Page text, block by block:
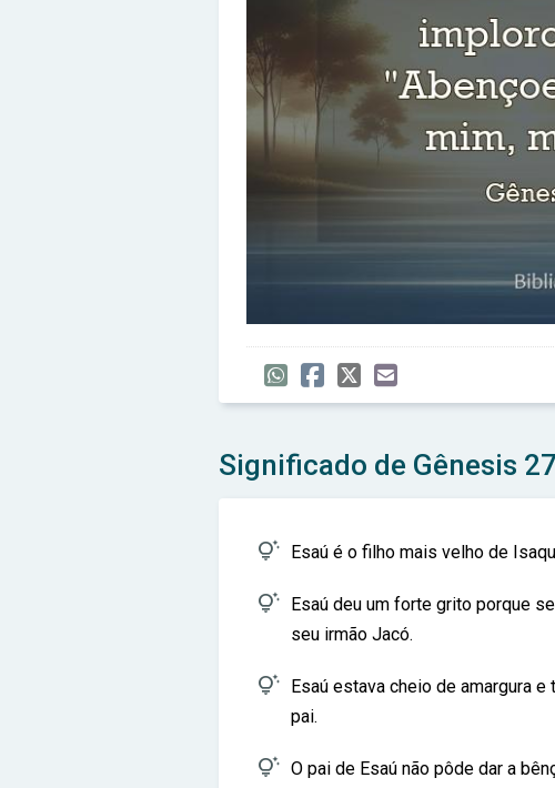
Significado de Gênesis
 Esaú é o filho mais velho de
 Esaú deu um forte grito porque
seu irmão Jacó.
 Esaú estava cheio de amargura
pai.
 O pai de Esaú não pôde dar a